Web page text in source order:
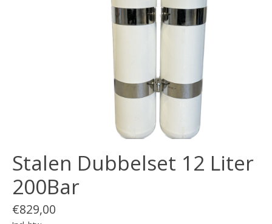
Stalen Dubbelset 12 Liter
200Bar
€829,00